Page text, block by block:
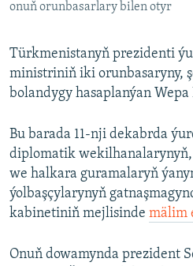
onuň orunbasarlary bilen otyr
Türkmenistanyň prezidenti
ministriniň iki orunbasaryny,
bolandygy hasaplanýan
Bu barada 11-nji dekabrda
diplomatik
we halkara guramalaryň
ýolbaşçylarynyň
kabinetiniň mejlisinde mälim
Onuň dowamynda prezident